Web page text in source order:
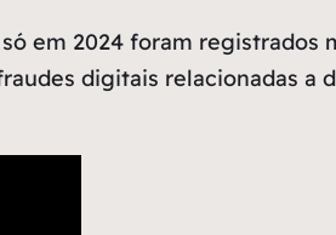
em 2024 foram registrados
digitais relacionadas a